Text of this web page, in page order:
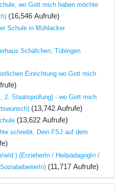
wo Gott mich haben möchte
(16,546 Aufrufe)
Schule in Mühlacker
Schäfchen, Tübingen
Einrichtung wo Gott mich
2. Staatsprüfung) - wo Gott mich
(13,742 Aufrufe)
(13,622 Aufrufe)
schreibt, Dein FSJ auf dem
w/d ) (ErzieherIn / HeilpädagogIn /
(11,717 Aufrufe)